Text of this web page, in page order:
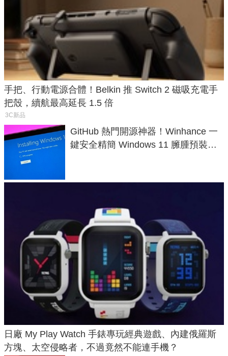
手把、行動電源合體！Belkin 推 Switch 2 磁吸充電手
把殼，續航最高延長 1.5 倍
3C新品
GitHub 熱門開源神器！Winhance 一
鍵安全精簡 Windows 11 臃腫預裝軟
日廠 My Play Watch 手錶專玩經典遊戲、內建俄羅斯
方塊、太空侵略者，不過竟然不能連手機？